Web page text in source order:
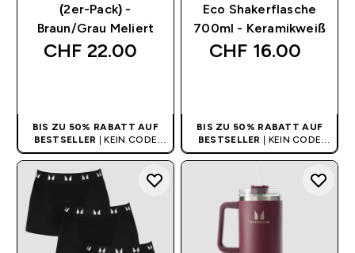
(2er-Pack) -
Braun/Grau Meliert
CHF 22.00‎
BIS ZU 50% RABATT AUF
BESTSELLER
| KEIN CODE
BENÖTIGT
Eco Shakerflasche
700ml - Keramikweiß
CHF 16.00‎
BIS ZU 50% RABATT AUF
BESTSELLER
| KEIN CODE
BENÖTIGT